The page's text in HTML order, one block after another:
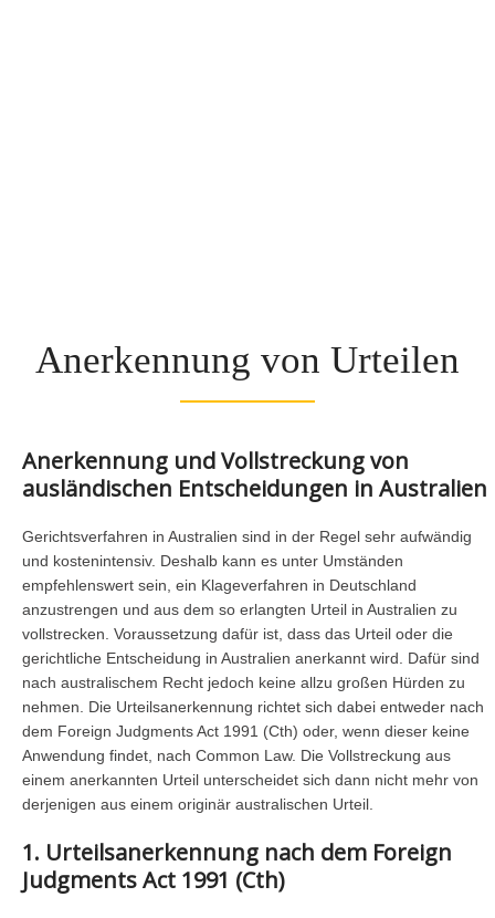
Anerkennung von Urteilen
Anerkennung und Vollstreckung von
ausländischen Entscheidungen in Australien
Gerichtsverfahren in Australien sind in der Regel sehr aufwändig
und kostenintensiv. Deshalb kann es unter Umständen
empfehlenswert sein, ein Klageverfahren in Deutschland
anzustrengen und aus dem so erlangten Urteil in Australien zu
vollstrecken. Voraussetzung dafür ist, dass das Urteil oder die
gerichtliche Entscheidung in Australien anerkannt wird. Dafür sind
nach australischem Recht jedoch keine allzu großen Hürden zu
nehmen. Die Urteilsanerkennung richtet sich dabei entweder nach
dem Foreign Judgments Act 1991 (Cth) oder, wenn dieser keine
Anwendung findet, nach Common Law. Die Vollstreckung aus
einem anerkannten Urteil unterscheidet sich dann nicht mehr von
derjenigen aus einem originär australischen Urteil.
1. Urteilsanerkennung nach dem Foreign
Judgments Act 1991 (Cth)